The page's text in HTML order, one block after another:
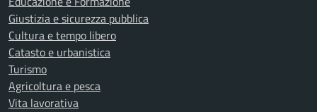
Giustizia e sicurezza pubblica
Cultura e tempo libero
Catasto e urbanistica
Turismo
Agricoltura e pesca
Vita lavorativa